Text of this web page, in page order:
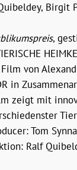
Birgit
,
Film von
in
zeigt mit
Tom
Ralf